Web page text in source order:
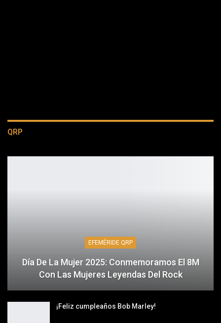
QRP
EFEMÉRIDE QRP
Día De La Mujer 2025: Conmemoramos El 8M
Con Las Mujeres Leyendas Del Rock
¡Feliz cumpleaños Bob Marley!